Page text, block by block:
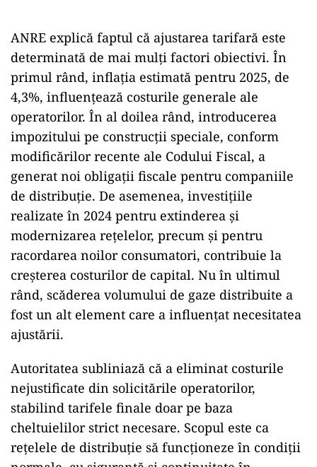
ANRE explică faptul că ajustarea tarifară este
determinată de mai mulţi factori obiectivi. În
primul rând, inflaţia estimată pentru 2025, de
4,3%, influenţează costurile generale ale
operatorilor. În al doilea rând, introducerea
impozitului pe construcţii speciale, conform
modificărilor recente ale Codului Fiscal, a
generat noi obligaţii fiscale pentru companiile
de distribuţie. De asemenea, investiţiile
realizate în 2024 pentru extinderea şi
modernizarea reţelelor, precum şi pentru
racordarea noilor consumatori, contribuie la
creşterea costurilor de capital. Nu în ultimul
rând, scăderea volumului de gaze distribuite a
fost un alt element care a influenţat necesitatea
ajustării.
Autoritatea subliniază că a eliminat costurile
nejustificate din solicitările operatorilor,
stabilind tarifele finale doar pe baza
cheltuielilor strict necesare. Scopul este ca
reţelele de distribuţie să funcţioneze în condiţii